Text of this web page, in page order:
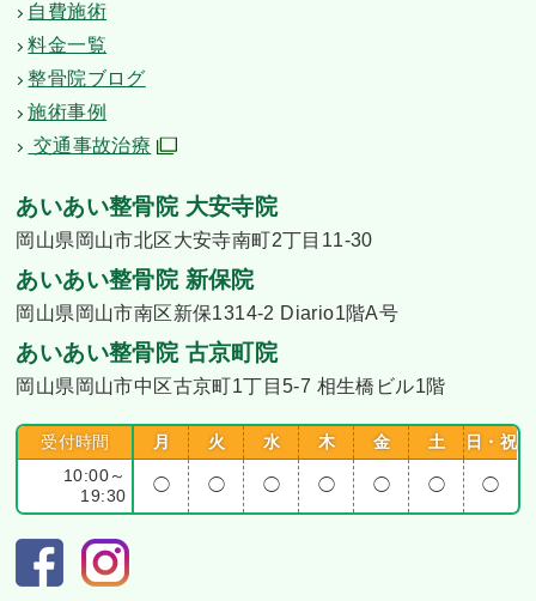
自費施術
料金一覧
整骨院ブログ
施術事例
交通事故治療
あいあい整骨院 大安寺院
岡山県岡山市北区大安寺南町2丁目11-30
あいあい整骨院 新保院
岡山県岡山市南区新保1314-2 Diario1階A号
あいあい整骨院 古京町院
岡山県岡山市中区古京町1丁目5-7 相生橋ビル1階
受付時間 月 火 水 木 金 土
日・祝
10:00～
19:30
◯ ◯ ◯ ◯ ◯ ◯ ◯